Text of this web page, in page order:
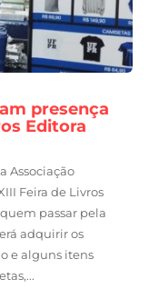
presença
Editora
Associação
Feira de Livros
passar pela
adquirir os
e alguns itens